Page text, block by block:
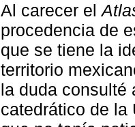
Al carecer el
procedencia de
que se tiene la
territorio
la duda consulté
catedrático de la